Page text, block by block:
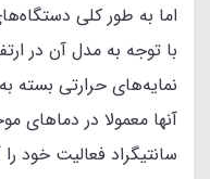
اما به طور کلی
نمایه‌های حرارتی بسته
سانتیگراد فعالیت خود را